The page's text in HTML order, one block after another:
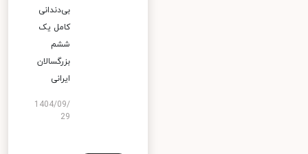
بی‌دندانی
کامل یک
ششم
بزرگسالان
ایرانی
1404/09/
29